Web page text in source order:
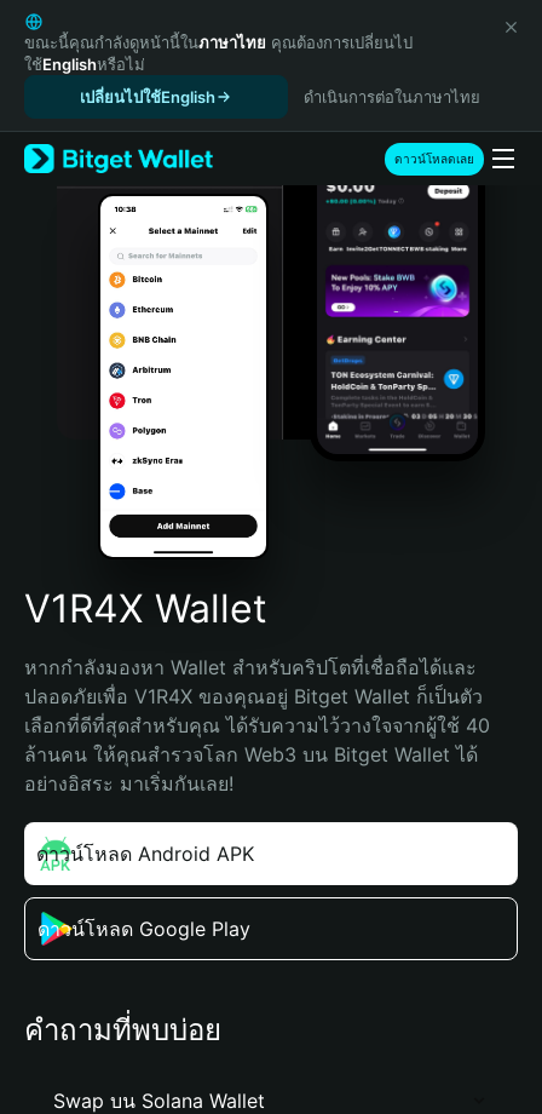
English
日本語
Tiếng Việt
Español (Latinoamérica)
Türkçe
Italiano
Português (Portugal)
Bahasa Indonesia
Português (Brasil)
Español (Argentina)
ขณะนี้คุณกำลังดูหน้านี้ในภาษาไทย คุณต้องการเปลี่ยนไป
ใช้Englishหรือไม่
เปลี่ยนไปใช้English
ดำเนินการต่อในภาษาไทย
ดาวน์โหลดเลย
V1R4X Wallet
หากกำลังมองหา Wallet สำหรับคริปโตที่เชื่อถือได้และ
ปลอดภัยเพื่อ V1R4X ของคุณอยู่ Bitget Wallet ก็เป็นตัว
เลือกที่ดีที่สุดสำหรับคุณ ได้รับความไว้วางใจจากผู้ใช้ 40
ล้านคน ให้คุณสำรวจโลก Web3 บน Bitget Wallet ได้
อย่างอิสระ มาเริ่มกันเลย!
ดาวน์โหลด Android APK
ดาวน์โหลด Google Play
คำถามที่พบบ่อย
Swap บน Solana Wallet